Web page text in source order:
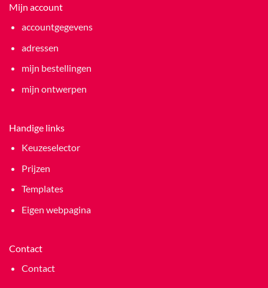
Mijn account
accountgegevens
adressen
mijn bestellingen
mijn ontwerpen
Handige links
Keuzeselector
Prijzen
Templates
Eigen webpagina
Contact
Contact